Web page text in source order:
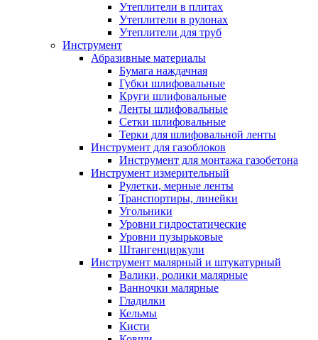
Утеплители в плитах
Утеплители в рулонах
Утеплители для труб
Инструмент
Абразивные материалы
Бумага наждачная
Губки шлифовальные
Круги шлифовальные
Ленты шлифовальные
Сетки шлифовальные
Терки для шлифовальной ленты
Инструмент для газоблоков
Инструмент для монтажа газобетона
Инструмент измерительный
Рулетки, мерные ленты
Транспортиры, линейки
Угольники
Уровни гидростатические
Уровни пузырьковые
Штангенциркули
Инструмент малярный и штукатурный
Валики, ролики малярные
Ванночки малярные
Гладилки
Кельмы
Кисти